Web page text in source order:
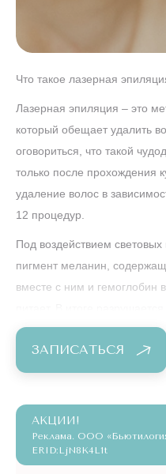
Что такое лазерная
Лазерная эпиляция – это
который обещает удалить
оговориться, что такой
только после прохождения
удаление волос в
12 процедур.
Под воздействием световых
пигмент меланин,
вместе с ним и гемоглобин
Через 10 – 15 дней после
больше никогда не
руках наших
сертифицированные
ЗАПИСАТЬСЯ
АКЦИИ!
Реклама. ООО
ERID:LjN8K4L1t